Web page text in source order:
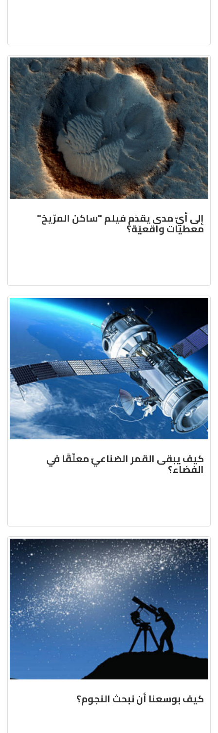
إلى أيّ مدى يقدّم فيلم "ساكن المرّيخ"
معطيات واقعيّة؟
كيف يبقى القمر الصّناعيّ معلّقًا في
الفضاء؟
كيف بوسعنا أن نبحث النجوم؟